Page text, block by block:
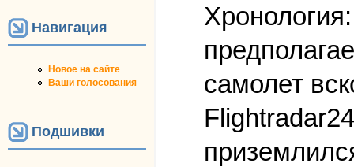
Навигация
Новое на сайте
Ваши голосования
Подшивки
самолет